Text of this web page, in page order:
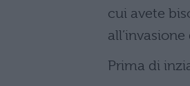
cui avete
Prima di